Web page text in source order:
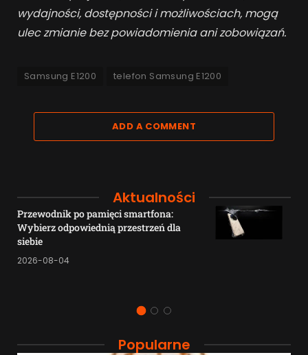
wydajności, dostępności i możliwościach, mogą
ulec zmianie bez powiadomienia ani zobowiązań.
Samsung E1200 telefon Samsung E1200
ADD A COMMENT
Aktualności
Przewodnik po pamięci smartfona:
Wybierz odpowiednią przestrzeń dla
siebie
2026-08-04
Popularne